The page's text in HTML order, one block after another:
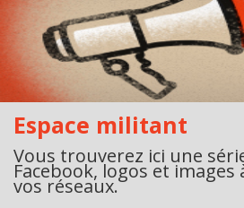
Espace militant
Vous trouverez ici une
Facebook, logos et
vos réseaux.